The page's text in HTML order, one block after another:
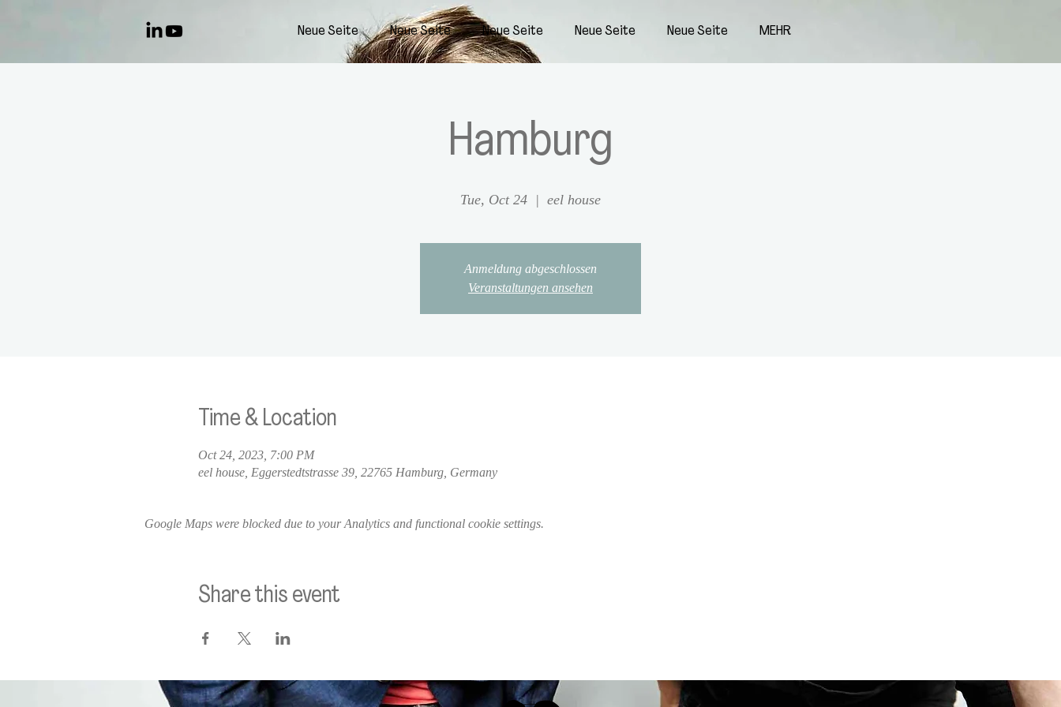
Neue Seite Neue Seite Neue Seite Neue Seite Neue Seite MEHR
Hamburg
Tue, Oct 24
  |
eel house
Anmeldung abgeschlossen
Veranstaltungen ansehen
Time & Location
Oct 24, 2023, 7:00 PM
eel house, Eggerstedtstrasse 39, 22765 Hamburg, Germany
Google Maps were blocked due to your Analytics and functional cookie settings.
Share this event